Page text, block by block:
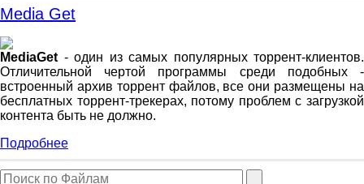
Media Get
MediaGet - один из самых популярных торрент-клиентов.
Отличительной чертой программы среди подобных -
встроенный архив торрент файлов, все они размещены на
бесплатных торрент-трекерах, потому проблем с загрузкой
контента быть не должно.
Подробнее